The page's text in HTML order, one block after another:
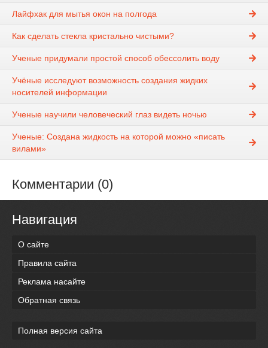
Лайфхак для мытья окон на полгода
Как сделать стекла кристально чистыми?
Ученые придумали простой способ обессолить воду
Учёные исследуют возможность создания жидких
носителей информации
Ученые научили человеческий глаз видеть ночью
Ученые: Создана жидкость на которой можно «писать
вилами»
Комментарии (0)
Навигация
О сайте
Правила сайта
Реклама насайте
Обратная связь
Полная версия сайта